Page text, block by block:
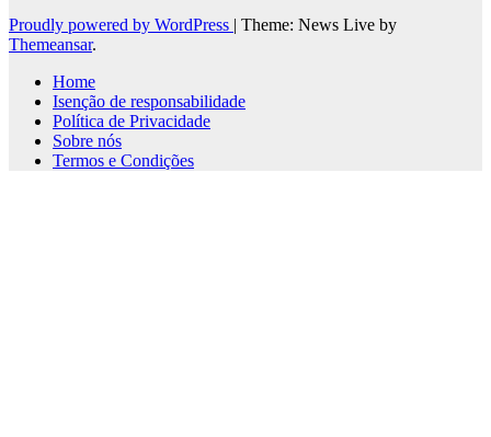
Proudly powered by WordPress | Theme: News Live by
Themeansar.
Home
Isenção de responsabilidade
Política de Privacidade
Sobre nós
Termos e Condições